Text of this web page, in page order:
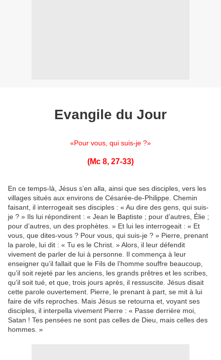
Evangile du Jour
«Pour vous, qui suis-je ?»
(Mc 8, 27-33)
En ce temps-là, Jésus s’en alla, ainsi que ses disciples, vers les
villages situés aux environs de Césarée-de-Philippe. Chemin
faisant, il interrogeait ses disciples : « Au dire des gens, qui suis-
je ? » Ils lui répondirent : « Jean le Baptiste ; pour d’autres, Élie ;
pour d’autres, un des prophètes. » Et lui les interrogeait : « Et
vous, que dites-vous ? Pour vous, qui suis-je ? » Pierre, prenant
la parole, lui dit : « Tu es le Christ. » Alors, il leur défendit
vivement de parler de lui à personne. Il commença à leur
enseigner qu’il fallait que le Fils de l’homme souffre beaucoup,
qu’il soit rejeté par les anciens, les grands prêtres et les scribes,
qu’il soit tué, et que, trois jours après, il ressuscite. Jésus disait
cette parole ouvertement. Pierre, le prenant à part, se mit à lui
faire de vifs reproches. Mais Jésus se retourna et, voyant ses
disciples, il interpella vivement Pierre : « Passe derrière moi,
Satan ! Tes pensées ne sont pas celles de Dieu, mais celles des
hommes. »